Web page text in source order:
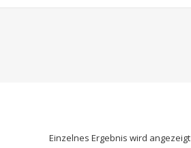
Einzelnes Ergebnis wird angezeigt